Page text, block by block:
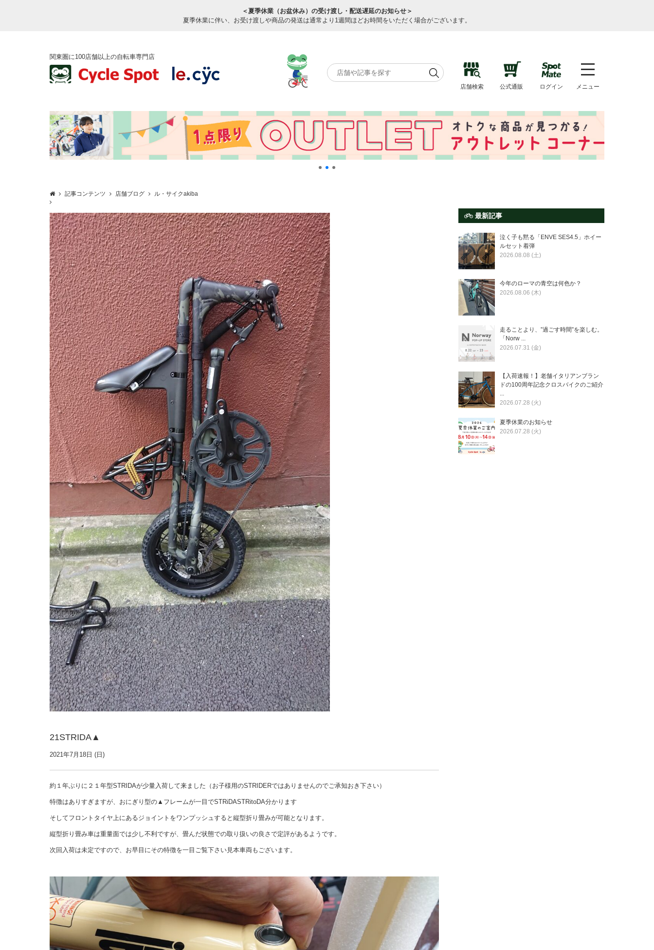
＜夏季休業（お盆休み）の受け渡し・配送遅延のお知らせ＞
夏季休業に伴い、お受け渡しや商品の発送は通常より1週間ほどお時間をいただく場合がございます。
関東圏に100店舗以上の自転車専門店
店舗検索 公式通販 ログイン メニュー
記事コンテンツ 店舗ブログ ル・サイクakiba
21STRIDA▲
2021年7月18日 (日)
約１年ぶりに２１年型STRIDAが少量入荷して来ました（お子様用のSTRIDERではありませんのでご承知おき下さい）
特徴はありすぎますが、おにぎり型の▲フレームが一目でSTRiDASTRitoDA分かります
そしてフロントタイヤ上にあるジョイントをワンプッシュすると縦型折り畳みが可能となります。
縦型折り畳み車は重量面では少し不利ですが、畳んだ状態での取り扱いの良さで定評があるようです。
次回入荷は未定ですので、お早目にその特徴を一目ご覧下さい見本車両もございます。
最新記事
泣く子も黙る「ENVE SES4.5」ホイー
ルセット着弾
2026.08.08 (土)
今年のローマの青空は何色か？
2026.08.06 (木)
走ることより、”過ごす時間”を楽しむ。
「Norw ...
2026.07.31 (金)
【入荷速報！】老舗イタリアンブラン
ドの100周年記念クロスバイクのご紹介
...
2026.07.28 (火)
夏季休業のお知らせ
2026.07.28 (火)